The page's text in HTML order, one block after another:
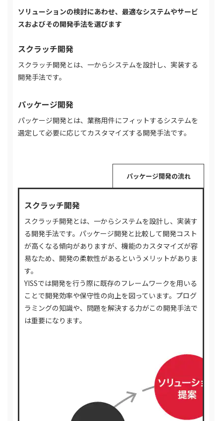
ソリューションの検討にあわせ、最適なシステムやサービ
スおよびその開発手法を選びます
スクラッチ開発
スクラッチ開発とは、一からシステムを設計し、実装する
開発手法です。
パッケージ開発
パッケージ開発とは、業務用件にフィットするシステムを
選定して必要に応じてカスタマイズする開発手法です。
スクラッチ開発
スクラッチ開発とは、一からシステムを設計し、実装す
る開発手法です。パッケージ開発と比較して開発コスト
が高くなる傾向がありますが、機能のカスタマイズが容
易なため、開発の柔軟性があるというメリットがありま
す。
YISSでは開発を行う際に既存のフレームワークを用いる
ことで開発効率や保守性の向上を図っています。プログ
ラミングの知識や、問題を解決する力がこの開発手法で
は重要になります。
パッケージ開発の流れ